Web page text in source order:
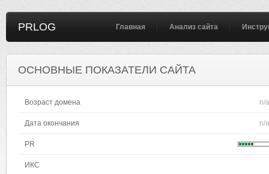
PRLOG Главная Анализ сайта
ОСНОВНЫЕ ПОКАЗАТЕЛИ САЙТА
Возраст домена n/a
Дата окончания n/a
PR
ИКС